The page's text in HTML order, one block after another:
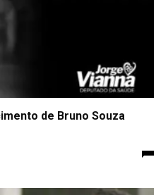
de Bruno Souza